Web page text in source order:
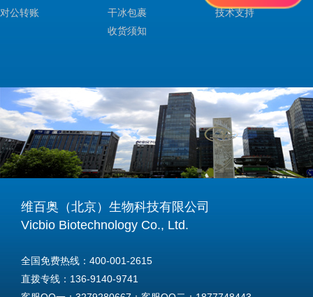
对公转账
干冰包裹
收货须知
技术支持
维百奥（北京）生物科技有限公司
Vicbio Biotechnology Co., Ltd.
全国免费热线：400-001-2615
直拨专线：136-9140-9741